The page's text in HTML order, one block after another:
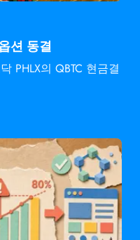
션 동결
PHLX의 QBTC 현금결